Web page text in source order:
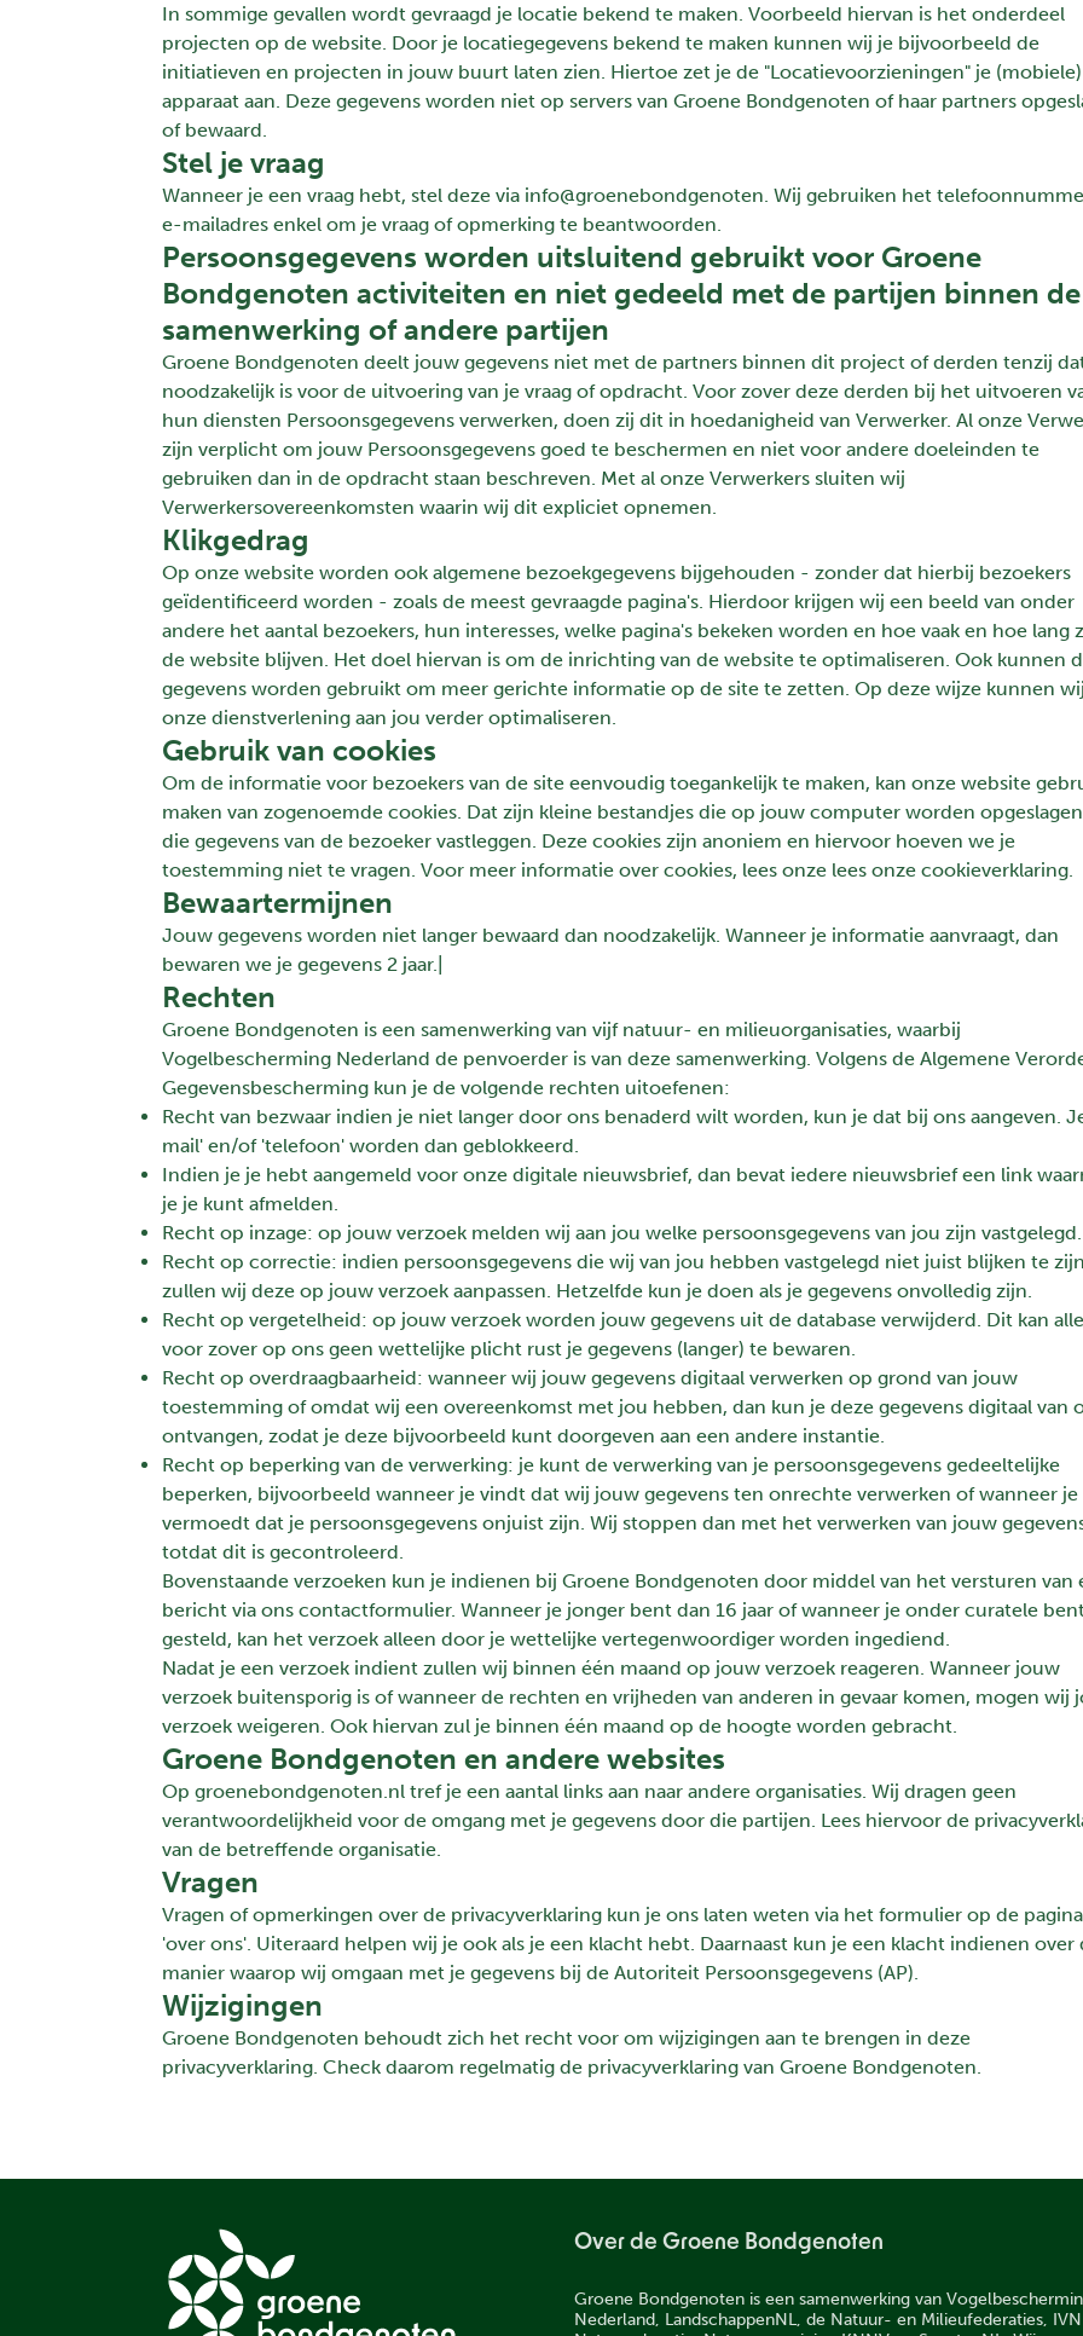
In sommige gevallen wordt gevraagd je locatie bekend te maken. Voorbeeld hiervan is het onderdeel
projecten op de website. Door je locatiegegevens bekend te maken kunnen wij je bijvoorbeeld de
initiatieven en projecten in jouw buurt laten zien. Hiertoe zet je de "Locatievoorzieningen" je (mobiele)
apparaat aan. Deze gegevens worden niet op servers van Groene Bondgenoten of haar partners
of bewaard.
Stel je vraag
Wanneer je een vraag hebt, stel deze via info@groenebondgenoten. Wij gebruiken het
e-mailadres enkel om je vraag of opmerking te beantwoorden.
Persoonsgegevens worden uitsluitend gebruikt voor Groene
Bondgenoten activiteiten en niet gedeeld met de partijen binnen de
samenwerking of andere partijen
Groene Bondgenoten deelt jouw gegevens niet met de partners binnen dit project of derden tenzij
noodzakelijk is voor de uitvoering van je vraag of opdracht. Voor zover deze derden bij het uitvoeren
hun diensten Persoonsgegevens verwerken, doen zij dit in hoedanigheid van Verwerker. Al onze
zijn verplicht om jouw Persoonsgegevens goed te beschermen en niet voor andere doeleinden te
gebruiken dan in de opdracht staan beschreven. Met al onze Verwerkers sluiten wij
Verwerkersovereenkomsten waarin wij dit expliciet opnemen.
Klikgedrag
Op onze website worden ook algemene bezoekgegevens bijgehouden - zonder dat hierbij bezoekers
geïdentificeerd worden - zoals de meest gevraagde pagina's. Hierdoor krijgen wij een beeld van onder
andere het aantal bezoekers, hun interesses, welke pagina's bekeken worden en hoe vaak en hoe lang
de website blijven. Het doel hiervan is om de inrichting van de website te optimaliseren. Ook kunnen
gegevens worden gebruikt om meer gerichte informatie op de site te zetten. Op deze wijze kunnen wij
onze dienstverlening aan jou verder optimaliseren.
Gebruik van cookies
Om de informatie voor bezoekers van de site eenvoudig toegankelijk te maken, kan onze website
maken van zogenoemde cookies. Dat zijn kleine bestandjes die op jouw computer worden
die gegevens van de bezoeker vastleggen. Deze cookies zijn anoniem en hiervoor hoeven we je
toestemming niet te vragen. Voor meer informatie over cookies, lees onze lees onze cookieverklaring.
Bewaartermijnen
Jouw gegevens worden niet langer bewaard dan noodzakelijk. Wanneer je informatie aanvraagt, dan
bewaren we je gegevens 2 jaar.|
Rechten
Groene Bondgenoten is een samenwerking van vijf natuur- en milieuorganisaties, waarbij
Vogelbescherming Nederland de penvoerder is van deze samenwerking. Volgens de Algemene
Gegevensbescherming kun je de volgende rechten uitoefenen:
Recht van bezwaar indien je niet langer door ons benaderd wilt worden, kun je dat bij ons aangeven.
mail' en/of 'telefoon' worden dan geblokkeerd.
Indien je je hebt aangemeld voor onze digitale nieuwsbrief, dan bevat iedere nieuwsbrief een link
je je kunt afmelden.
Recht op inzage: op jouw verzoek melden wij aan jou welke persoonsgegevens van jou zijn vastgelegd.
Recht op correctie: indien persoonsgegevens die wij van jou hebben vastgelegd niet juist blijken te
zullen wij deze op jouw verzoek aanpassen. Hetzelfde kun je doen als je gegevens onvolledig zijn.
Recht op vergetelheid: op jouw verzoek worden jouw gegevens uit de database verwijderd. Dit kan
voor zover op ons geen wettelijke plicht rust je gegevens (langer) te bewaren.
Recht op overdraagbaarheid: wanneer wij jouw gegevens digitaal verwerken op grond van jouw
toestemming of omdat wij een overeenkomst met jou hebben, dan kun je deze gegevens digitaal van
ontvangen, zodat je deze bijvoorbeeld kunt doorgeven aan een andere instantie.
Recht op beperking van de verwerking: je kunt de verwerking van je persoonsgegevens gedeeltelijke
beperken, bijvoorbeeld wanneer je vindt dat wij jouw gegevens ten onrechte verwerken of wanneer je
vermoedt dat je persoonsgegevens onjuist zijn. Wij stoppen dan met het verwerken van jouw
totdat dit is gecontroleerd.
Bovenstaande verzoeken kun je indienen bij Groene Bondgenoten door middel van het versturen van
bericht via ons contactformulier. Wanneer je jonger bent dan 16 jaar of wanneer je onder curatele
gesteld, kan het verzoek alleen door je wettelijke vertegenwoordiger worden ingediend.
Nadat je een verzoek indient zullen wij binnen één maand op jouw verzoek reageren. Wanneer jouw
verzoek buitensporig is of wanneer de rechten en vrijheden van anderen in gevaar komen, mogen wij
verzoek weigeren. Ook hiervan zul je binnen één maand op de hoogte worden gebracht.
Groene Bondgenoten en andere websites
Op groenebondgenoten.nl tref je een aantal links aan naar andere organisaties. Wij dragen geen
verantwoordelijkheid voor de omgang met je gegevens door die partijen. Lees hiervoor de
van de betreffende organisatie.
Vragen
Vragen of opmerkingen over de privacyverklaring kun je ons laten weten via het formulier op de pagina
'over ons'. Uiteraard helpen wij je ook als je een klacht hebt. Daarnaast kun je een klacht indienen over
manier waarop wij omgaan met je gegevens bij de Autoriteit Persoonsgegevens (AP).
Wijzigingen
Groene Bondgenoten behoudt zich het recht voor om wijzigingen aan te brengen in deze
privacyverklaring. Check daarom regelmatig de privacyverklaring van Groene Bondgenoten.
Over de Groene Bondgenoten
Groene Bondgenoten is een samenwerking van
Nederland, LandschappenNL, de Natuur- en Milieufederaties, IVN